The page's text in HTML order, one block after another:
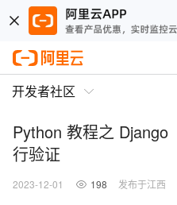
开发者社区
Python 教程之 Django
行验证
2023-12-01 198 发布于江西